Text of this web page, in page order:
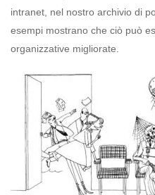
intranet, nel nostro archivio di
esempi mostrano che ciò può
organizzative migliorate.